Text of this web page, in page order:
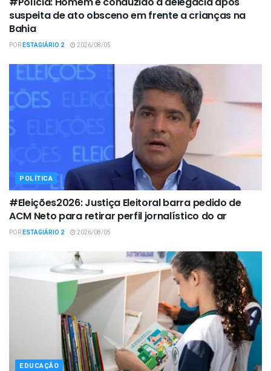
suspeita de ato obsceno em frente a crianças na
Bahia
PORESTAGIÁRIO 2 2026/08/05
POLÍTICA
#Eleições2026: Justiça Eleitoral barra pedido de
ACM Neto para retirar perfil jornalístico do ar
PORESTAGIÁRIO 2 2026/08/05
EDUCAÇÃO